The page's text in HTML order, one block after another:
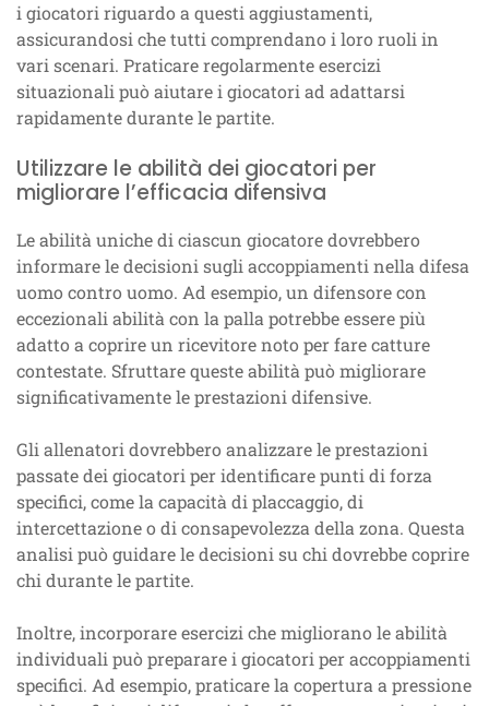
i giocatori riguardo a questi aggiustamenti,
assicurandosi che tutti comprendano i loro ruoli in
vari scenari. Praticare regolarmente esercizi
situazionali può aiutare i giocatori ad adattarsi
rapidamente durante le partite.
Utilizzare le abilità dei giocatori per
migliorare l’efficacia difensiva
Le abilità uniche di ciascun giocatore dovrebbero
informare le decisioni sugli accoppiamenti nella difesa
uomo contro uomo. Ad esempio, un difensore con
eccezionali abilità con la palla potrebbe essere più
adatto a coprire un ricevitore noto per fare catture
contestate. Sfruttare queste abilità può migliorare
significativamente le prestazioni difensive.
Gli allenatori dovrebbero analizzare le prestazioni
passate dei giocatori per identificare punti di forza
specifici, come la capacità di placcaggio, di
intercettazione o di consapevolezza della zona. Questa
analisi può guidare le decisioni su chi dovrebbe coprire
chi durante le partite.
Inoltre, incorporare esercizi che migliorano le abilità
individuali può preparare i giocatori per accoppiamenti
specifici. Ad esempio, praticare la copertura a pressione